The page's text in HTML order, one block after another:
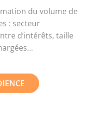
du volume de
: secteur
d’intérêts, taille